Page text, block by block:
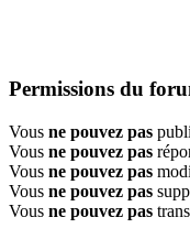
Permissions du
Vous ne pouvez pas
Vous ne pouvez pas
Vous ne pouvez pas
Vous ne pouvez pas
Vous ne pouvez pas